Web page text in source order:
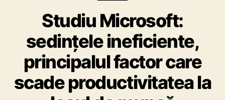
t
e
g
o
r
i
Studiu Microsoft:
sedințele ineficiente,
principalul factor care
scade productivitatea la